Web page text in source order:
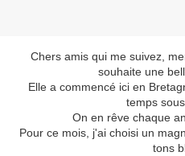
Chers amis qui me suivez,
souhaite une
Elle a commencé ici en
temps
On en rêve chaque
Pour ce mois, j'ai choisi un
tons